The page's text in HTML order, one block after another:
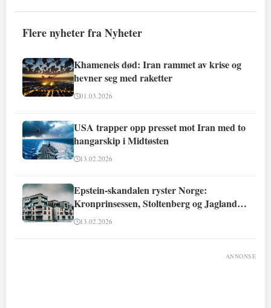
Flere nyheter fra Nyheter
Khameneis død: Iran rammet av krise og
hevner seg med raketter
01.03.2026
USA trapper opp presset mot Iran med to
hangarskip i Midtøsten
13.02.2026
Epstein-skandalen ryster Norge:
Kronprinsessen, Stoltenberg og Jagland
involvert
13.02.2026
ANNONSE